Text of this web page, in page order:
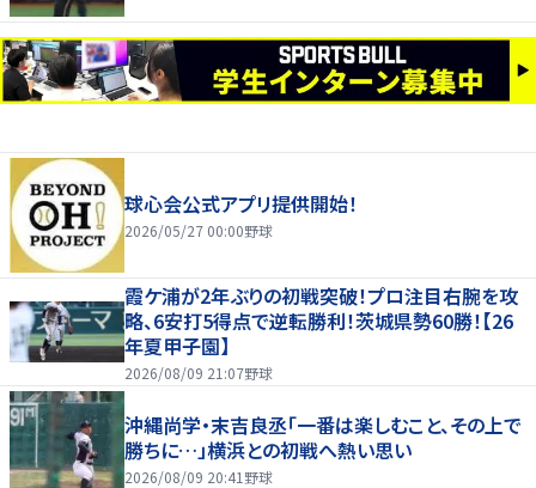
球心会公式アプリ提供開始！
2026/05/27 00:00野球
霞ケ浦が2年ぶりの初戦突破！プロ注目右腕を攻
略、6安打5得点で逆転勝利！茨城県勢60勝！【26
年夏甲子園】
2026/08/09 21:07野球
沖縄尚学・末吉良丞「一番は楽しむこと、その上で
勝ちに…」横浜との初戦へ熱い思い
2026/08/09 20:41 野球